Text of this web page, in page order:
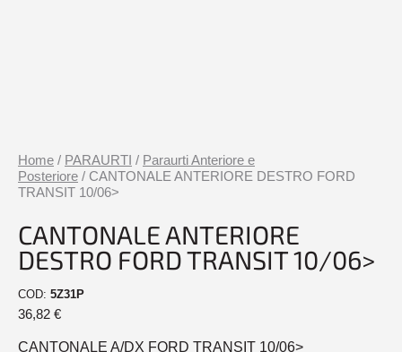
Home / PARAURTI / Paraurti Anteriore e
Posteriore / CANTONALE ANTERIORE DESTRO FORD
TRANSIT 10/06>
CANTONALE ANTERIORE
DESTRO FORD TRANSIT 10/06>
COD: 5Z31P
36,82 €
CANTONALE A/DX FORD TRANSIT 10/06>